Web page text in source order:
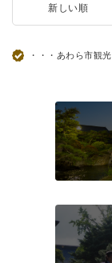
新しい順
・・・あわら市観